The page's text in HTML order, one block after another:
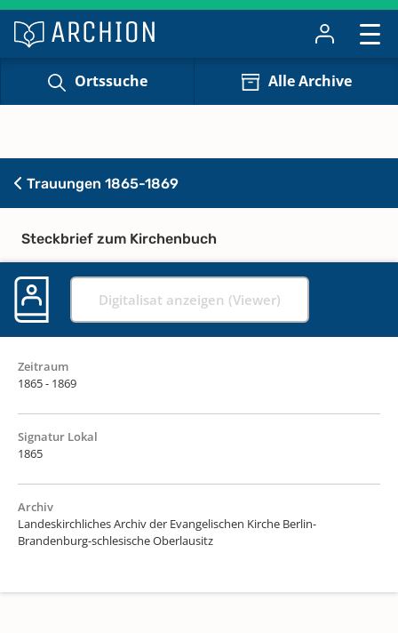
Ortssuche Alle Archive
Trauungen 1865-1869
Steckbrief zum Kirchenbuch
Digitalisat anzeigen (Viewer)
Zeitraum
1865 - 1869
Signatur Lokal
1865
Archiv
Landeskirchliches Archiv der Evangelischen Kirche Berlin-
Brandenburg-schlesische Oberlausitz